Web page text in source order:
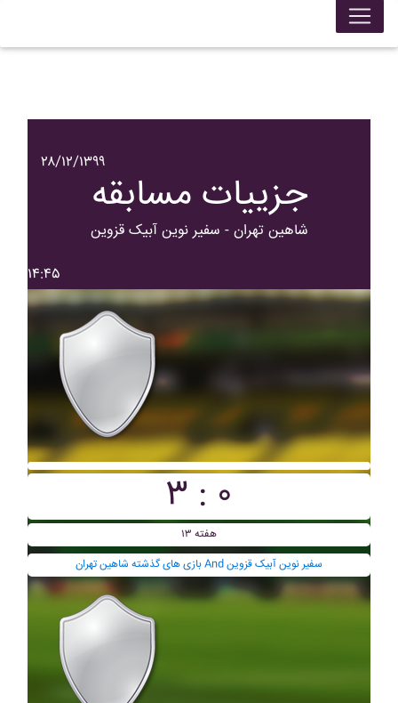
۲۸/۱۲/۱۳۹۹
جزییات مسابقه
شاهين تهران - سفير نوين آبيک قزوين
۱۴:۴۵
۳ : ۰
هفته ۱۳
بازی های گذشته شاهين تهران And سفير نوين آبيک قزوين